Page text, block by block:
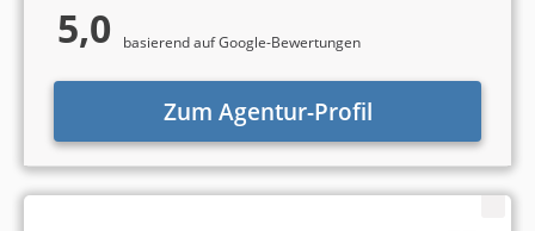
5,0 basierend auf Google-Bewertungen
Zum Agentur-Profil